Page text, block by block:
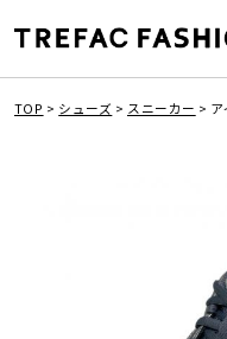
TOP > シューズ > スニーカー >